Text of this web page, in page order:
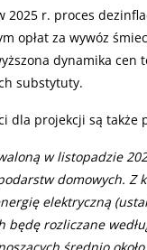
2025 r. proces
opłat za wywóz
dynamika cen
substytuty.
dla projekcji są także
w listopadzie
domowych.
elektryczną
będę rozliczane